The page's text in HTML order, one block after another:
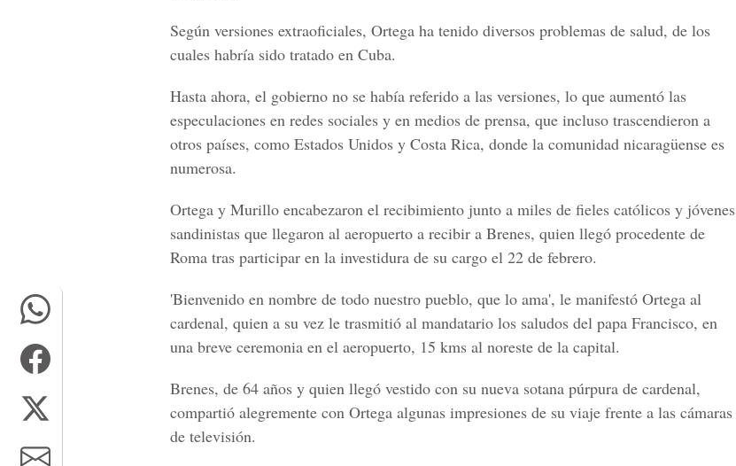
Según versiones extraoficiales, Ortega ha tenido diversos problemas de salud, de los
cuales habría sido tratado en Cuba.
Hasta ahora, el gobierno no se había referido a las versiones, lo que aumentó las
especulaciones en redes sociales y en medios de prensa, que incluso trascendieron a
otros países, como Estados Unidos y Costa Rica, donde la comunidad nicaragüense es
numerosa.
Ortega y Murillo encabezaron el recibimiento junto a miles de fieles católicos y jóvenes
sandinistas que llegaron al aeropuerto a recibir a Brenes, quien llegó procedente de
Roma tras participar en la investidura de su cargo el 22 de febrero.
'Bienvenido en nombre de todo nuestro pueblo, que lo ama', le manifestó Ortega al
cardenal, quien a su vez le trasmitió al mandatario los saludos del papa Francisco, en
una breve ceremonia en el aeropuerto, 15 kms al noreste de la capital.
Brenes, de 64 años y quien llegó vestido con su nueva sotana púrpura de cardenal,
compartió alegremente con Ortega algunas impresiones de su viaje frente a las cámaras
de televisión.